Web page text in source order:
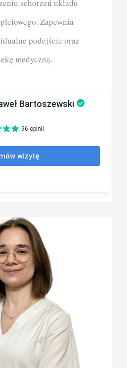
schorzeń układu
Zapewnia
podejście oraz
medyczną.